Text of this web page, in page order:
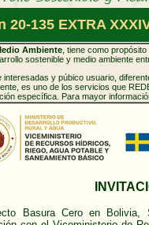
20-135 EXTRA
Ambiente , tiene como
sostenible y medio ambiente
interesadas y púbico usuario,
es uno de los servicios que
específica. Para mayor
Basura Cero en Bolivia,